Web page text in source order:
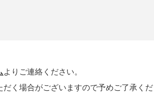
よりご連絡ください。
く場合がございますので予めご了承く